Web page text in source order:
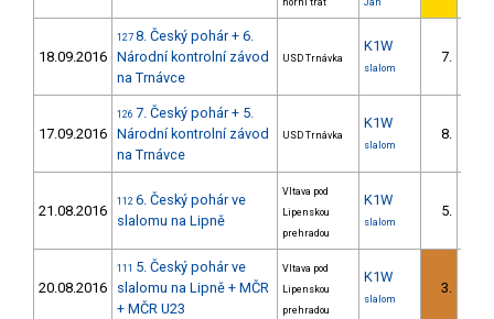
horní trať Jan
18.09.2016
127 8. Český pohár + 6.
Národní kontrolní závod
na Trnávce
USD Trnávka
K1W
slalom
7.
17.09.2016
126 7. Český pohár + 5.
Národní kontrolní závod
na Trnávce
USD Trnávka
K1W
slalom
8.
21.08.2016
112 6. Český pohár ve
slalomu na Lipně
Vltava pod
Lipenskou
prehradou
K1W
slalom
5.
20.08.2016
111 5. Český pohár ve
slalomu na Lipně + MČR
+ MČR U23
Vltava pod
Lipenskou
prehradou
K1W
slalom
3.